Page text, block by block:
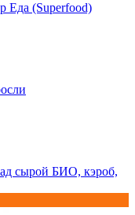
Еда (Superfood)
сырой БИО, кэроб,